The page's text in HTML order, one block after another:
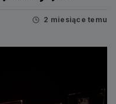
2 miesiące temu